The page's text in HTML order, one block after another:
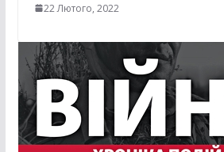
22 Лютого, 2022